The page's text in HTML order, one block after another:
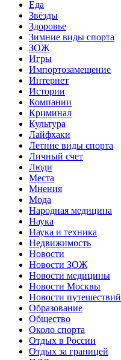
Еда
Звёзды
Здоровье
Зимние виды спорта
ЗОЖ
Игры
Импортозамещение
Интернет
Истории
Компании
Криминал
Культура
Лайфхаки
Летние виды спорта
Личный счет
Люди
Места
Мнения
Мода
Народная медицина
Наука
Наука и техника
Недвижимость
Новости
Новости ЗОЖ
Новости медицины
Новости Москвы
Новости путешествий
Образование
Общество
Около спорта
Отдых в России
Отдых за границей